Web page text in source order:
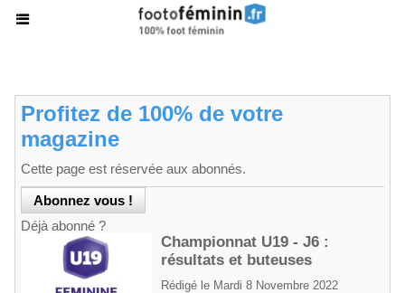
Profitez de 100% de votre
magazine
Cette page est réservée aux abonnés.
Déjà abonné ?
Championnat U19 - J6 :
résultats et buteuses
Rédigé le Mardi 8 Novembre 2022